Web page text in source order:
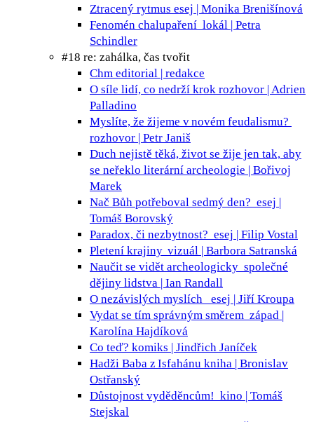
Ztracený rytmus esej | Monika Brenišínová
Fenomén chalupaření lokál | Petra
Schindler
#18 re: zahálka, čas tvořit
Chm editorial | redakce
O síle lidí, co nedrží krok rozhovor | Adrien
Palladino
Myslíte, že žijeme v novém feudalismu?
rozhovor | Petr Janiš
Duch nejistě těká, život se žije jen tak, aby
se neřeklo literární archeologie | Bořivoj
Marek
Nač Bůh potřeboval sedmý den? esej |
Tomáš Borovský
Paradox, či nezbytnost? esej | Filip Vostal
Pletení krajiny vizuál | Barbora Satranská
Naučit se vidět archeologicky společné
dějiny lidstva | Ian Randall
O nezávislých myslích
esej | Jiří Kroupa
Vydat se tím správným směrem západ |
Karolína Hajdíková
Co teď? komiks | Jindřich Janíček
Hadži Baba z Isfahánu kniha | Bronislav
Ostřanský
Důstojnost vyděděncům! kino | Tomáš
Stejskal